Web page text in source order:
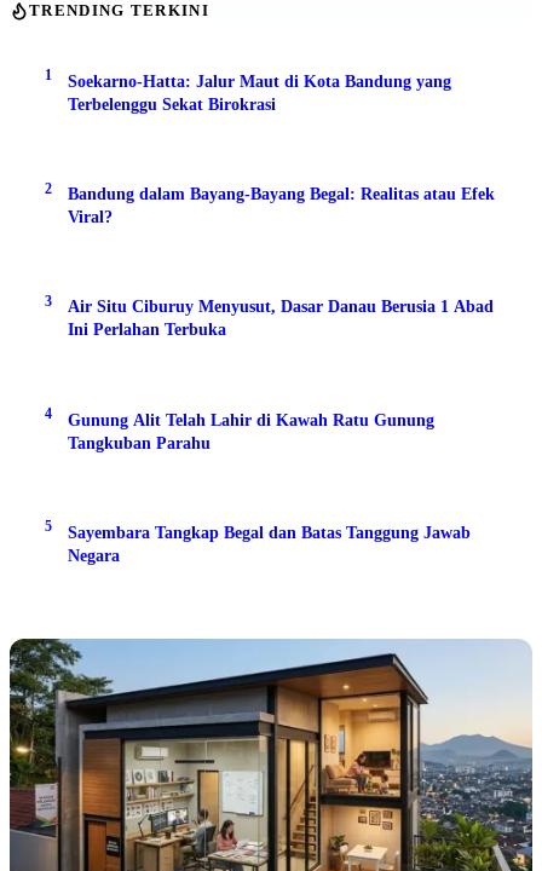
TRENDING TERKINI
1
Soekarno-Hatta: Jalur Maut di Kota Bandung yang
Terbelenggu Sekat Birokrasi
2
Bandung dalam Bayang-Bayang Begal: Realitas atau Efek
Viral?
3
Air Situ Ciburuy Menyusut, Dasar Danau Berusia 1 Abad
Ini Perlahan Terbuka
4
Gunung Alit Telah Lahir di Kawah Ratu Gunung
Tangkuban Parahu
5
Sayembara Tangkap Begal dan Batas Tanggung Jawab
Negara